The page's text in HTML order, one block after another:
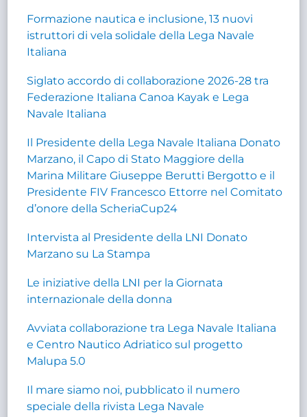
Formazione nautica e inclusione, 13 nuovi
istruttori di vela solidale della Lega Navale
Italiana
Siglato accordo di collaborazione 2026-28 tra
Federazione Italiana Canoa Kayak e Lega
Navale Italiana
Il Presidente della Lega Navale Italiana Donato
Marzano, il Capo di Stato Maggiore della
Marina Militare Giuseppe Berutti Bergotto e il
Presidente FIV Francesco Ettorre nel Comitato
d’onore della ScheriaCup24
Intervista al Presidente della LNI Donato
Marzano su La Stampa
Le iniziative della LNI per la Giornata
internazionale della donna
Avviata collaborazione tra Lega Navale Italiana
e Centro Nautico Adriatico sul progetto
Malupa 5.0
Il mare siamo noi, pubblicato il numero
speciale della rivista Lega Navale